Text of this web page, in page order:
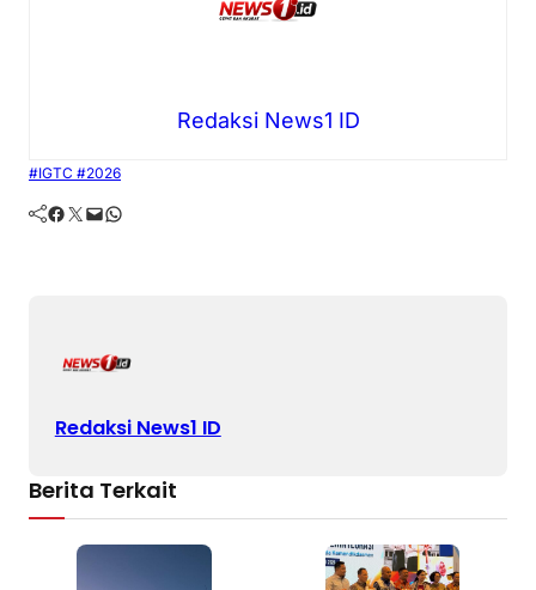
Redaksi News1 ID
#IGTC #2026
Facebook Twitter Mail WhatsApp
Redaksi News1 ID
Berita Terkait